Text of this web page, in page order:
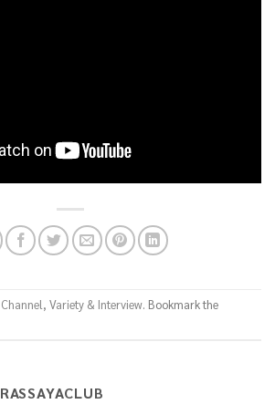
Channel, Variety & Interview. Bookmark the